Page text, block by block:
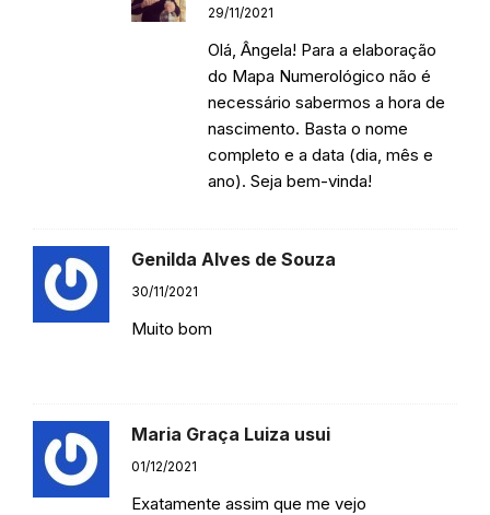
29/11/2021
Olá, Ângela! Para a elaboração
do Mapa Numerológico não é
necessário sabermos a hora de
nascimento. Basta o nome
completo e a data (dia, mês e
ano). Seja bem-vinda!
Genilda Alves de Souza
30/11/2021
Muito bom
Maria Graça Luiza usui
01/12/2021
Exatamente assim que me vejo